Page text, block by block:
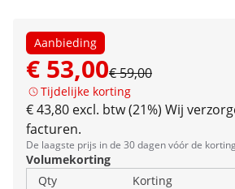
Aanbieding
€ 53,00€ 59,00
Tijdelijke korting
€ 43,80 excl. btw (21%) Wij
facturen.
De laagste prijs in de 30 dagen vóór de
Volumekorting
Qty
Korting